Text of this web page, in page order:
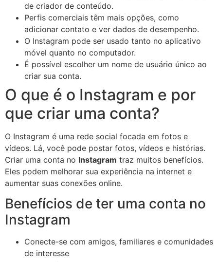
de criador de conteúdo.
Perfis comerciais têm mais opções, como
adicionar contato e ver dados de desempenho.
O Instagram pode ser usado tanto no aplicativo
móvel quanto no computador.
É possível escolher um nome de usuário único ao
criar sua conta.
O que é o Instagram e por
que criar uma conta?
O Instagram é uma rede social focada em fotos e
vídeos. Lá, você pode postar fotos, vídeos e histórias.
Criar uma conta no Instagram traz muitos benefícios.
Eles podem melhorar sua experiência na internet e
aumentar suas conexões online.
Benefícios de ter uma conta no
Instagram
Conecte-se com amigos, familiares e comunidades
de interesse